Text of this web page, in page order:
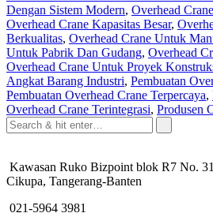
Dengan Sistem Modern, Overhead
Overhead Crane Kapasitas Besar,
Berkualitas, Overhead Crane Untuk
Untuk Pabrik Dan Gudang, Overhead
Overhead Crane Untuk Proyek
Angkat Barang Industri, Pembuatan
Pembuatan Overhead Crane Terpercaya,
Overhead Crane Terintegrasi, Produsen
Kawasan Ruko Bizpoint blok R7 No.
Cikupa, Tangerang-Banten
021-5964 3981